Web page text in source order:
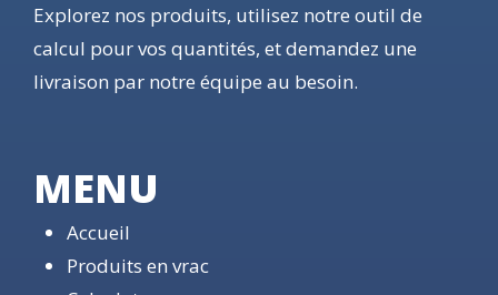
Explorez nos produits, utilisez notre outil de
calcul pour vos quantités, et demandez une
livraison par notre équipe au besoin.
MENU
Accueil
Produits en vrac